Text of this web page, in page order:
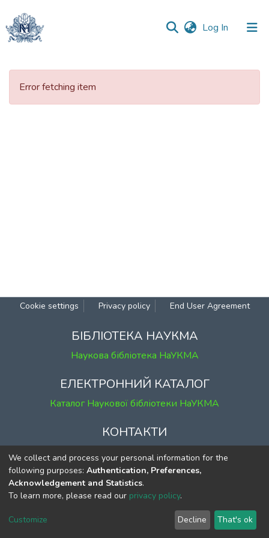
Log In (current)
Communities
Error fetching item
Cookie settings Privacy policy End User Agreement
БІБЛІОТЕКА НАУКМА
Наукова бібліотека НаУКМА
ЕЛЕКТРОННИЙ КАТАЛОГ
Каталог Наукової бібліотеки НаУКМА
КОНТАКТИ
м. Київ, вул. Григорія Сковороди, 2
к. 1, к. 120
тел. (044) 463-69-31
ekmair@ukma.edu.ua
We collect and process your personal information for the
following purposes: Authentication, Preferences,
Acknowledgement and Statistics.
To learn more, please read our privacy policy.
Customize Decline That's ok